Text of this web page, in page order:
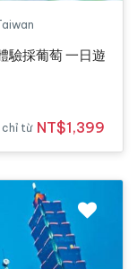
驗採葡萄 一日遊
chỉ từ NT$1,399